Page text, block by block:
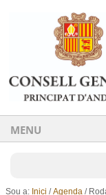
Ves al
Salta a la
MENU
Sou a: Inici /Agenda /